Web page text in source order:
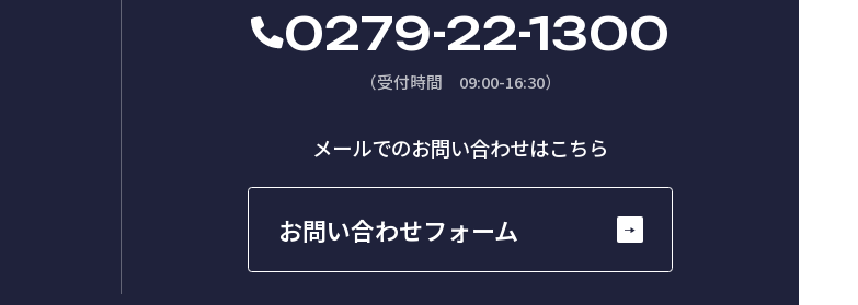
0279-22-1300
（受付時間 09:00-16:30）
メールでのお問い合わせはこちら
お問い合わせフォーム